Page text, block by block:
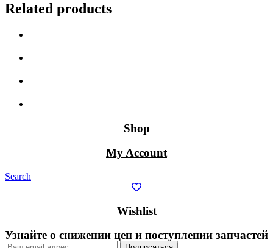
Related products
Shop
My Account
Search
Wishlist
Узнайте о снижении цен и поступлении запчастей